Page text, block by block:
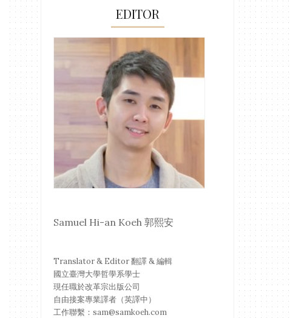
EDITOR
Samuel Hi-an Koeh 郭熙安
Translator & Editor 翻譯 & 編輯
國立臺灣大學哲學系學士
現任職於改革宗出版公司
自由接案專業譯者（英譯中）
工作聯繫：sam@samkoeh.com